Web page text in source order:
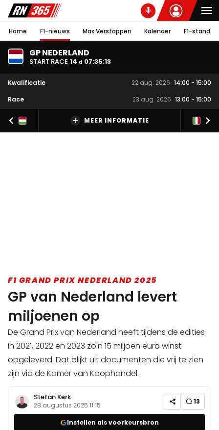
Home F1-nieuws Max Verstappen Kalender F1-stand
GP NEDERLAND
START RACE 14 d 07:35:12
Kwalificatie 22 aug. 2026 14:00 - 15:00
Race
23 aug. 2026 13:00 - 15:00
MEER INFORMATIE
F1 GRAND PRIX NEDERLAND 2025
GP van Nederland levert
miljoenen op
De Grand Prix van Nederland heeft tijdens de edities
in 2021, 2022 en 2023 zo'n 15 miljoen euro winst
opgeleverd. Dat blijkt uit documenten die vrij te zien
zijn via de Kamer van Koophandel.
Stefan Kerk
28 augustus 2025 11:15 13
Instellen als voorkeursbron